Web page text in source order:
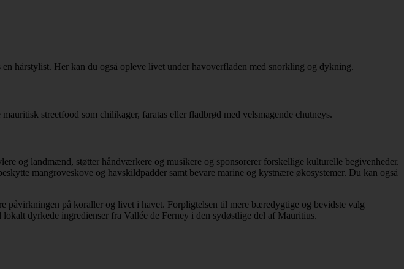
hårstylist. Her kan du også opleve livet under havoverfladen med snorkling og dykning.
streetfood som chilikager, faratas eller fladbrød med velsmagende chutneys.
og landmænd, støtter håndværkere og musikere og sponsorerer forskellige kulturelle begivenheder.
mangroveskove og havskildpadder samt bevare marine og kystnære økosystemer. Du kan også
påvirkningen på koraller og livet i havet. Forpligtelsen til mere bæredygtige og bevidste valg
dyrkede ingredienser fra Vallée de Ferney i den sydøstlige del af Mauritius.